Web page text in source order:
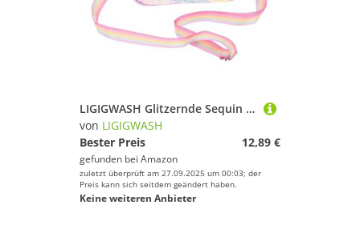
LIGIGWASH Glitzernde Sequin Crossbody Tasche für Mädchen mit Verstellbarem Schultergurt Bunte Herz Sternmuster Umhängetasche für Kleinkinder Regenbogenfarbene Komfortable Kindertasche für
von LIGIGWASH
Bester Preis
12,89 €
gefunden bei Amazon
zuletzt überprüft am 27.09.2025 um 00:03; der
Preis kann sich seitdem geändert haben.
Keine weiteren Anbieter